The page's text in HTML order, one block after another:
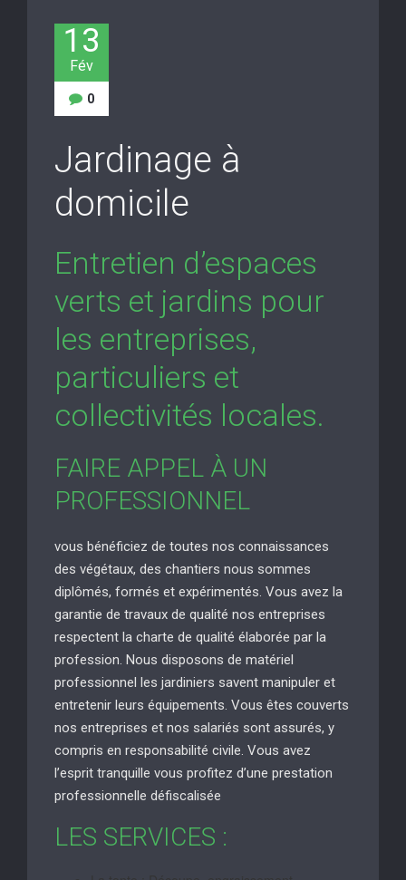
13
Fév
0
Jardinage à
domicile
Entretien d’espaces
verts et jardins pour
les entreprises,
particuliers et
collectivités locales.
FAIRE APPEL À UN
PROFESSIONNEL
vous bénéficiez de toutes nos connaissances
des végétaux, des chantiers nous sommes
diplômés, formés et expérimentés. Vous avez la
garantie de travaux de qualité nos entreprises
respectent la charte de qualité élaborée par la
profession. Nous disposons de matériel
professionnel les jardiniers savent manipuler et
entretenir leurs équipements. Vous êtes couverts
nos entreprises et nos salariés sont assurés, y
compris en responsabilité civile. Vous avez
l’esprit tranquille vous profitez d’une prestation
professionnelle défiscalisée
LES SERVICES :